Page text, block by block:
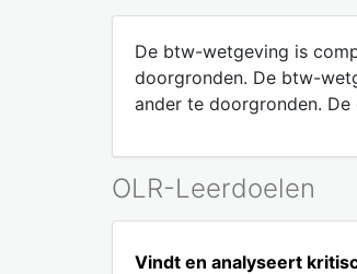
De btw-wetgeving is
doorgronden. De btw-
ander te doorgronden.
OLR-Leerdoelen
Vindt en analyseert